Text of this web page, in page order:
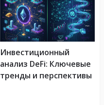
Инвестиционный
анализ DeFi: Ключевые
тренды и перспективы